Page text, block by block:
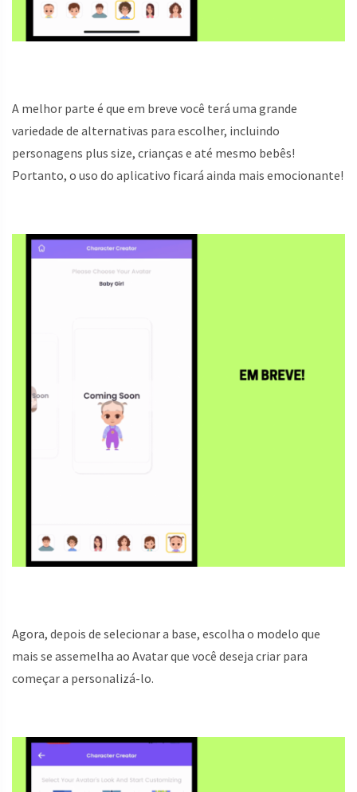
A melhor parte é que em breve você terá uma grande
variedade de alternativas para escolher, incluindo
personagens plus size, crianças e até mesmo bebês!
Portanto, o uso do aplicativo ficará ainda mais emocionante!
Agora, depois de selecionar a base, escolha o modelo que
mais se assemelha ao Avatar que você deseja criar para
começar a personalizá-lo.